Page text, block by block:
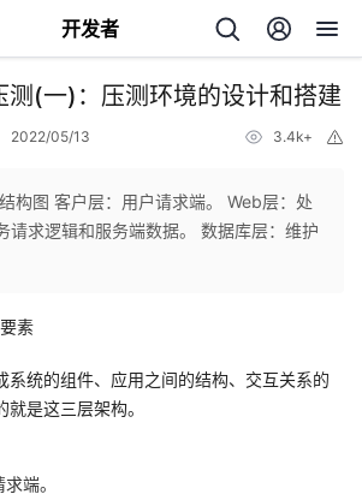
开发者
测(一)：压测环境的设计和搭建
2022/05/13 3.4k+
构图 客户层：用户请求端。 Web层：处
请求逻辑和服务端数据。 数据库层：维护
素
系统的组件、应用之间的结构、交互关系的
是这三层架构。
端。